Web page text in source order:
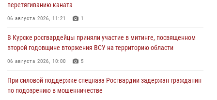
перетягиванию каната
06 августа 2026, 11:21 1
В Курске росгвардейцы приняли участие в митинге, посвященном
второй годовщине вторжения ВСУ на территорию области
06 августа 2026, 10:00 5
При силовой поддержке спецназа Росгвардии задержан гражданин
по подозрению в мошенничестве